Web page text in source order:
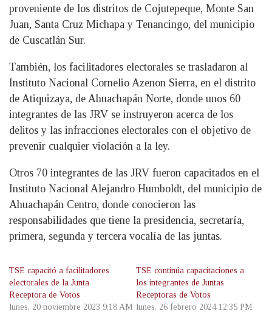
proveniente de los distritos de Cojutepeque, Monte San
Juan, Santa Cruz Michapa y Tenancingo, del municipio
de Cuscatlán Sur.
También, los facilitadores electorales se trasladaron al
Instituto Nacional Cornelio Azenon Sierra, en el distrito
de Atiquizaya, de Ahuachapán Norte, donde unos 60
integrantes de las JRV se instruyeron acerca de los
delitos y las infracciones electorales con el objetivo de
prevenir cualquier violación a la ley.
Otros 70 integrantes de las JRV fueron capacitados en el
Instituto Nacional Alejandro Humboldt, del municipio de
Ahuachapán Centro, donde conocieron las
responsabilidades que tiene la presidencia, secretaría,
primera, segunda y tercera vocalía de las juntas.
TSE capacitó a facilitadores
electorales de la Junta
Receptora de Votos
lunes, 20 noviembre 2023 9:18 AM
TSE continúa capacitaciones a
los integrantes de Juntas
Receptoras de Votos
lunes, 26 febrero 2024 12:35 PM